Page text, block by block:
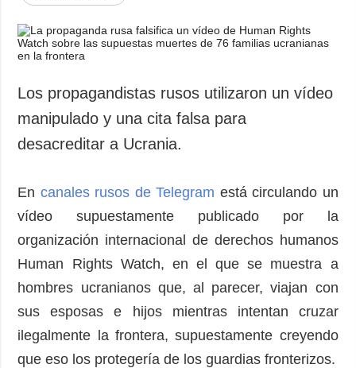
Defensa
Sociedad y
Cultura
Crimen
Desastres y
emergencias
protección de
datos personales
Publicaciones
Fotos
Video
Releases
imágenes
Los propagandistas rusos utilizaron un vídeo
manipulado y una cita falsa para
desacreditar a Ucrania.
En canales rusos de Telegram está circulando un
vídeo supuestamente publicado por la
organización internacional de derechos humanos
Human Rights Watch, en el que se muestra a
hombres ucranianos que, al parecer, viajan con
sus esposas e hijos mientras intentan cruzar
ilegalmente la frontera, supuestamente creyendo
que eso los protegería de los guardias fronterizos.